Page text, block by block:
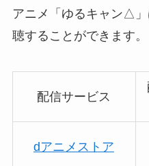
アニメ「ゆるキャン△
聴することができます。
配信サービス
dアニメストア